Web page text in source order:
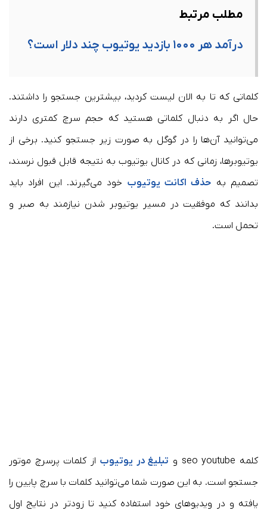
مطلب مرتبط
درآمد هر ۱۰۰۰ بازدید یوتیوب چند دلار است؟
کلماتی که تا به الان لیست کردید، بیشترین جستجو را داشتند.
حال اگر به دنبال کلماتی هستید که حجم سرچ کمتری دارند
می‌توانید آن‌ها را در گوگل به صورت زیر جستجو کنید. برخی از
یوتیوبرها، زمانی که در کانال یوتیوب به نتیجه قابل قبول نرسند،
تصمیم به حذف اکانت یوتیوب خود می‌گیرند. این افراد باید
بدانند که موفقیت در مسیر یوتیوبر شدن نیازمند به صبر و
تحمل است.
کلمه seo youtube و تبلیغ در یوتیوب از کلمات پرسرچ موتور
جستجو است. به این صورت شما می‌توانید کلمات با سرچ پایین را
یافته و در ویدیوهای خود استفاده کنید تا زودتر در نتایج اول